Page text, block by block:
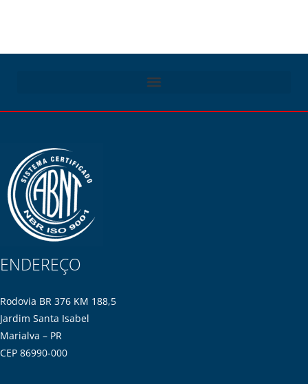
ENDEREÇO
Rodovia BR 376 KM 188,5
Jardim Santa Isabel
Marialva – PR
CEP 86990-000